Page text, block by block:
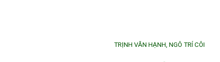
TRỊNH VĂN HẠNH, NGÔ TRÍ CÔI